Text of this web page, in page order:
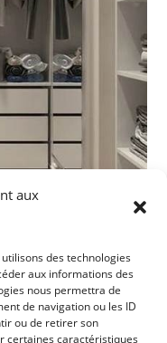
aux
des technologies
aux informations des
nous permettra de
de navigation ou les ID
ou de retirer son
certaines caractéristiques